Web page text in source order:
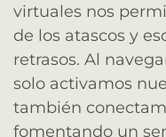
virtuales nos
de los atascos y
retrasos. Al
solo activamos
también
fomentando un